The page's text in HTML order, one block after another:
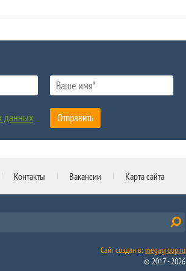
данных Отправить
Контакты Вакансии Карта сайта
Сайт создан в:megagroup.ru
© 2017 - 2026